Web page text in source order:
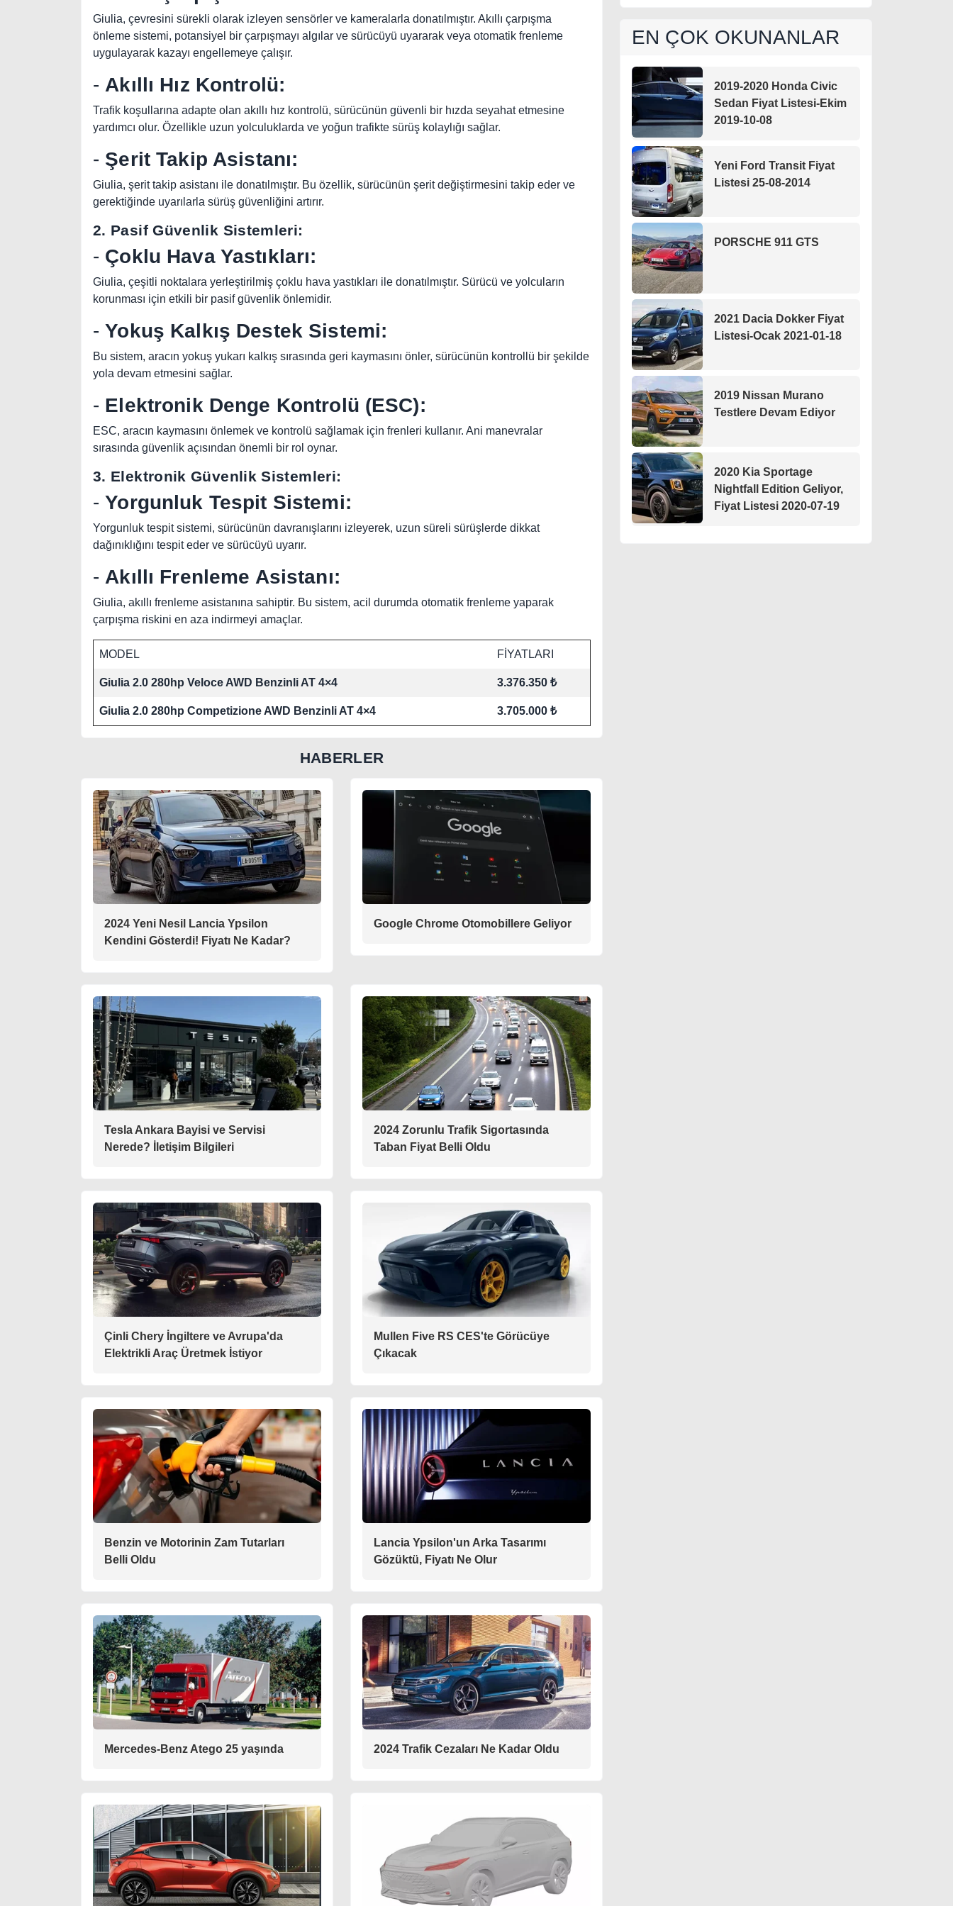
Giulia, çevresini sürekli olarak izleyen sensörler ve kameralarla donatılmıştır. Akıllı çarpışma
önleme sistemi, potansiyel bir çarpışmayı algılar ve sürücüyü uyararak veya otomatik frenleme
uygulayarak kazayı engellemeye çalışır.
- Akıllı Hız Kontrolü:
Trafik koşullarına adapte olan akıllı hız kontrolü, sürücünün güvenli bir hızda seyahat etmesine
yardımcı olur. Özellikle uzun yolculuklarda ve yoğun trafikte sürüş kolaylığı sağlar.
- Şerit Takip Asistanı:
Giulia, şerit takip asistanı ile donatılmıştır. Bu özellik, sürücünün şerit değiştirmesini takip eder ve
gerektiğinde uyarılarla sürüş güvenliğini artırır.
2. Pasif Güvenlik Sistemleri:
- Çoklu Hava Yastıkları:
Giulia, çeşitli noktalara yerleştirilmiş çoklu hava yastıkları ile donatılmıştır. Sürücü ve yolcuların
korunması için etkili bir pasif güvenlik önlemidir.
-Yokuş Kalkış Destek Sistemi:
Bu sistem, aracın yokuş yukarı kalkış sırasında geri kaymasını önler, sürücünün kontrollü bir şekilde
yola devam etmesini sağlar.
- Elektronik Denge Kontrolü (ESC):
ESC, aracın kaymasını önlemek ve kontrolü sağlamak için frenleri kullanır. Ani manevralar
sırasında güvenlik açısından önemli bir rol oynar.
3. Elektronik Güvenlik Sistemleri:
-Yorgunluk Tespit Sistemi:
Yorgunluk tespit sistemi, sürücünün davranışlarını izleyerek, uzun süreli sürüşlerde dikkat
dağınıklığını tespit eder ve sürücüyü uyarır.
- Akıllı Frenleme Asistanı:
Giulia, akıllı frenleme asistanına sahiptir. Bu sistem, acil durumda otomatik frenleme yaparak
çarpışma riskini en aza indirmeyi amaçlar.
MODEL FİYATLARI
Giulia 2.0 280hp Veloce AWD Benzinli AT 4×4 3.376.350 ₺
Giulia 2.0 280hp Competizione AWD Benzinli AT 4×4 3.705.000 ₺
HABERLER
2024 Yeni Nesil Lancia Ypsilon
Kendini Gösterdi! Fiyatı Ne Kadar?
Google Chrome Otomobillere Geliyor
Tesla Ankara Bayisi ve Servisi
Nerede? İletişim Bilgileri
2024 Zorunlu Trafik Sigortasında
Taban Fiyat Belli Oldu
Çinli Chery İngiltere ve Avrupa'da
Elektrikli Araç Üretmek İstiyor
Mullen Five RS CES'te Görücüye
Çıkacak
Benzin ve Motorinin Zam Tutarları
Belli Oldu
Lancia Ypsilon'un Arka Tasarımı
Gözüktü, Fiyatı Ne Olur
Mercedes-Benz Atego 25 yaşında 2024 Trafik Cezaları Ne Kadar Oldu
EN ÇOK OKUNANLAR
2019-2020 Honda Civic
Sedan Fiyat Listesi-Ekim
2019-10-08
Yeni Ford Transit Fiyat
Listesi 25-08-2014
PORSCHE 911 GTS
2021 Dacia Dokker Fiyat
Listesi-Ocak 2021-01-18
2019 Nissan Murano
Testlere Devam Ediyor
2020 Kia Sportage
Nightfall Edition Geliyor,
Fiyat Listesi 2020-07-19